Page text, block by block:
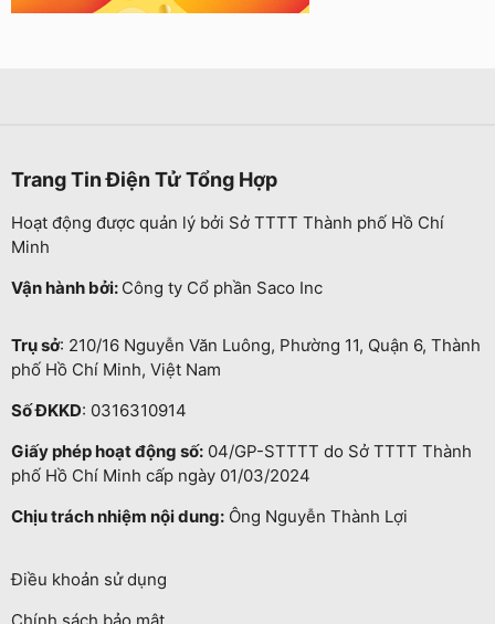
Trang Tin Điện Tử Tổng Hợp
Hoạt động được quản lý bởi Sở TTTT Thành phố Hồ Chí
Minh
Vận hành bởi: Công ty Cổ phần Saco Inc
Trụ sở: 210/16 Nguyễn Văn Luông, Phường 11, Quận 6, Thành
phố Hồ Chí Minh, Việt Nam
Số ĐKKD: 0316310914
Giấy phép hoạt động số: 04/GP-STTTT do Sở TTTT Thành
phố Hồ Chí Minh cấp ngày 01/03/2024
Chịu trách nhiệm nội dung: Ông Nguyễn Thành Lợi
Điều khoản sử dụng